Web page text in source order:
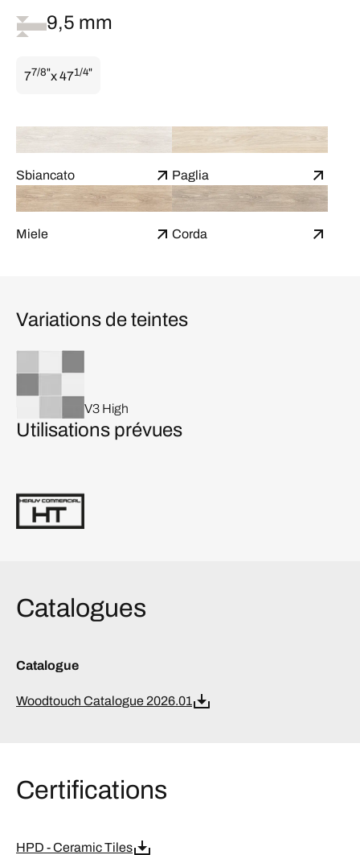
9,5 mm
77/8"x 471/4"
Sbiancato Paglia
Miele Corda
Variations de teintes
V3 High
Utilisations prévues
Catalogues
Catalogue
Woodtouch Catalogue 2026.01
Certifications
HPD - Ceramic Tiles